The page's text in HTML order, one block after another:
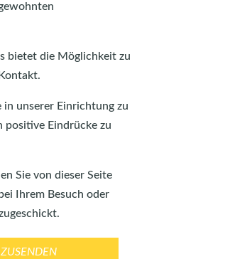
bietet die Möglichkeit zu
unserer Einrichtung zu
positive Eindrücke zu
Sie von dieser Seite
Ihrem Besuch oder